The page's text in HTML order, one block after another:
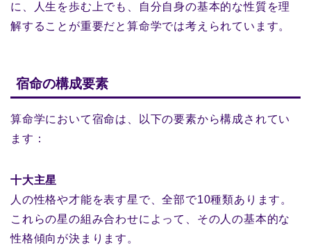
に、人生を歩む上でも、自分自身の基本的な性質を理
解することが重要だと算命学では考えられています。
宿命の構成要素
算命学において宿命は、以下の要素から構成されてい
ます：
十大主星
人の性格や才能を表す星で、全部で10種類あります。
これらの星の組み合わせによって、その人の基本的な
性格傾向が決まります。